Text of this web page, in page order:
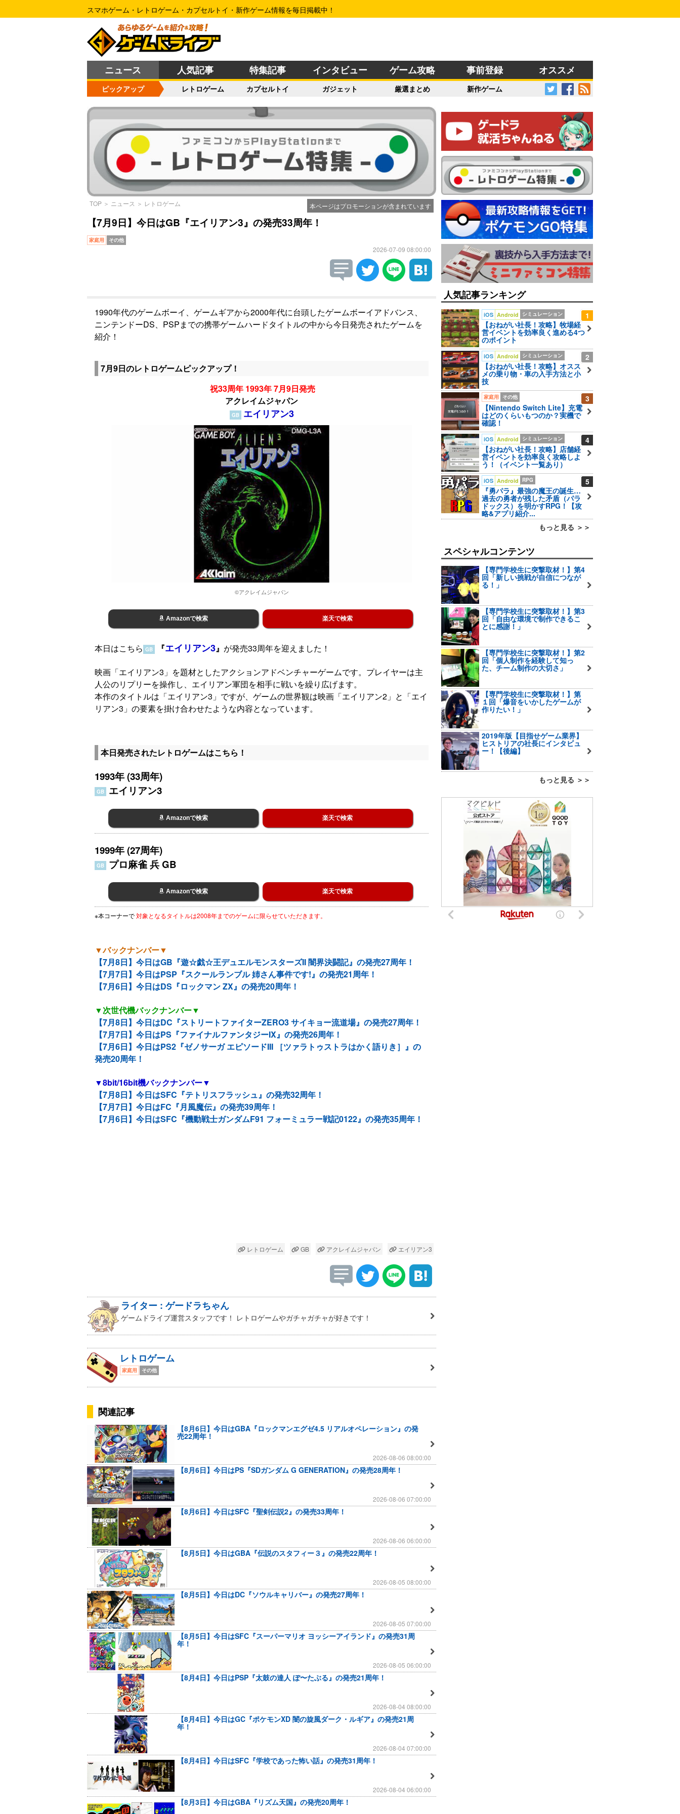
スマホゲーム・レトロゲーム・カプセルトイ・新作ゲーム情報を毎日掲載中！
ニュース 人気記事 特集記事 インタビュー ゲーム攻略 事前登録 オススメ
ピックアップ レトロゲーム カプセルトイ ガジェット 厳選まとめ 新作ゲーム
本ページはプロモーションが含まれています
TOP ＞ ニュース ＞ レトロゲーム
【7月9日】今日はGB『エイリアン3』の発売33周年！
家庭用 その他
2026-07-09 08:00:00
1990年代のゲームボーイ、ゲームギアから2000年代に台頭したゲームボーイアドバンス、
ニンテンドーDS、PSPまでの携帯ゲームハードタイトルの中から今日発売されたゲームを
紹介！
7月9日のレトロゲームピックアップ！
祝33周年 1993年 7月9日発売
アクレイムジャパン
GB エイリアン3
©アクレイムジャパン
Amazonで検索 楽天で検索
本日はこちら GB 『エイリアン3』 が発売33周年を迎えました！
映画「エイリアン3」を題材としたアクションアドベンチャーゲームです。プレイヤーは主
人公のリプリーを操作し、エイリアン軍団を相手に戦いを繰り広げます。
本作のタイトルは「エイリアン3」ですが、ゲームの世界観は映画「エイリアン2」と「エイ
リアン3」の要素を掛け合わせたような内容となっています。
本日発売されたレトロゲームはこちら！
1993年 (33周年)
GB エイリアン3
Amazonで検索 楽天で検索
1999年 (27周年)
GB プロ麻雀 兵 GB
Amazonで検索 楽天で検索
※本コーナーで対象となるタイトルは2008年までのゲームに限らせていただきます。
▼バックナンバー▼
【7月8日】今日はGB『遊☆戯☆王デュエルモンスターズII 闇界決闘記』の発売27周年！
【7月7日】今日はPSP『スクールランブル 姉さん事件です!』の発売21周年！
【7月6日】今日はDS『ロックマン ZX』の発売20周年！
▼次世代機バックナンバー▼
【7月8日】今日はDC『ストリートファイターZERO3 サイキョー流道場』の発売27周年！
【7月7日】今日はPS『ファイナルファンタジーIX』の発売26周年！
【7月6日】今日はPS2『ゼノサーガ エピソードIII ［ツァラトゥストラはかく語りき］』の
発売20周年！
▼8bit/16bit機バックナンバー▼
【7月8日】今日はSFC『テトリスフラッシュ』の発売32周年！
【7月7日】今日はFC『月風魔伝』の発売39周年！
【7月6日】今日はSFC『機動戦士ガンダムF91 フォーミュラー戦記0122』の発売35周年！
レトロゲーム GB アクレイムジャパン エイリアン3
ライター : ゲードラちゃん
ゲームドライブ運営スタッフです！ レトロゲームやガチャガチャが好きです！
レトロゲーム
家庭用 その他
関連記事
【8月6日】今日はGBA『ロックマンエグゼ4.5 リアルオペレーション』の発
売22周年！
2026-08-06 08:00:00
【8月6日】今日はPS『SDガンダム G GENERATION』の発売28周年！
2026-08-06 07:00:00
【8月6日】今日はSFC『聖剣伝説2』の発売33周年！
2026-08-06 06:00:00
【8月5日】今日はGBA『伝説のスタフィー３』の発売22周年！
2026-08-05 08:00:00
【8月5日】今日はDC『ソウルキャリバー』の発売27周年！
2026-08-05 07:00:00
【8月5日】今日はSFC『スーパーマリオ ヨッシーアイランド』の発売31周
年！
2026-08-05 06:00:00
【8月4日】今日はPSP『太鼓の達人 ぽ〜たぶる』の発売21周年！
2026-08-04 08:00:00
【8月4日】今日はGC『ポケモンXD 闇の旋風ダーク・ルギア』の発売21周
年！
2026-08-04 07:00:00
【8月4日】今日はSFC『学校であった怖い話』の発売31周年！
2026-08-04 06:00:00
【8月3日】今日はGBA『リズム天国』の発売20周年！
人気記事ランキング
1
iOS Android シミュレーション
【おねがい社長！攻略】牧場経
営イベントを効率良く進める4つ
のポイント
2
iOS Android シミュレーション
【おねがい社長！攻略】オスス
メの乗り物・車の入手方法と小
技
3
家庭用 その他
【Nintendo Switch Lite】充電
はどのくらいもつのか？実機で
確認！
4
iOS Android シミュレーション
【おねがい社長！攻略】店舗経
営イベントを効率良く攻略しよ
う！（イベント一覧あり）
5
iOS Android RPG
『勇パラ』最強の魔王の誕生…
過去の勇者が残した矛盾（パラ
ドックス）を明かすRPG！【攻
略&アプリ紹介...
もっと見る ＞＞
スペシャルコンテンツ
【専門学校生に突撃取材！】第4
回「新しい挑戦が自信につなが
る！」
【専門学校生に突撃取材！】第3
回「自由な環境で制作できるこ
とに感謝！」
【専門学校生に突撃取材！】第2
回「個人制作を経験して知っ
た、チーム制作の大切さ」
【専門学校生に突撃取材！】第
１回「爆音をいかしたゲームが
作りたい！」
2019年版【目指せゲーム業界】
ヒストリアの社長にインタビュ
ー！【後編】
もっと見る ＞＞